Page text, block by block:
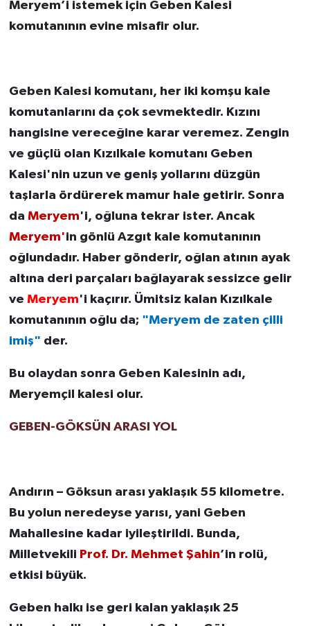
Meryem’i istemek için Geben Kalesi
komutanının evine misafir olur.
Geben Kalesi komutanı, her iki komşu kale
komutanlarını da çok sevmektedir. Kızını
hangisine vereceğine karar veremez. Zengin
ve güçlü olan Kızılkale komutanı Geben
Kalesi'nin uzun ve geniş yollarını düzgün
taşlarla ördürerek mamur hale getirir. Sonra
da Meryem'i, oğluna tekrar ister. Ancak
Meryem'in gönlü Azgıt kale komutanının
oğlundadır. Haber gönderir, oğlan atının ayak
altına deri parçaları bağlayarak sessizce gelir
ve Meryem'i kaçırır. Ümitsiz kalan Kızılkale
komutanının oğlu da; "Meryem de zaten çilli
imiş" der.
Bu olaydan sonra Geben Kalesinin adı,
Meryemçil kalesi olur.
GEBEN-GÖKSÜN ARASI YOL
Andırın – Göksun arası yaklaşık 55 kilometre.
Bu yolun neredeyse yarısı, yani Geben
Mahallesine kadar iyileştirildi. Bunda,
Milletvekili Prof. Dr. Mehmet Şahin’in rolü,
etkisi büyük.
Geben halkı ise geri kalan yaklaşık 25